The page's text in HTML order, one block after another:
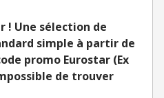
! Une sélection de
simple à partir de
promo Eurostar (Ex
de trouver